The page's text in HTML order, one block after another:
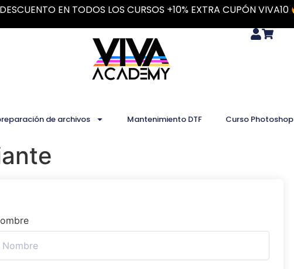
EN TODOS LOS CURSOS +10% EXTRA CUPÓN VIVA10
de archivos Mantenimiento DTF Curso Photoshop